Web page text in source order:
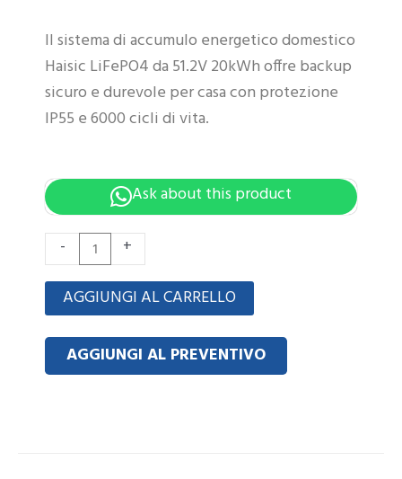
Il sistema di accumulo energetico domestico
Haisic LiFePO4 da 51.2V 20kWh offre backup
sicuro e durevole per casa con protezione
IP55 e 6000 cicli di vita.
Ask about this product
-
Haisic
51.2V
20kWh
LiFePO4
Home
Energy
+
AGGIUNGI AL CARRELLO
AGGIUNGI AL PREVENTIVO